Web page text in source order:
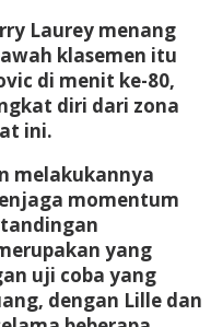
Laurey menang
klasemen itu
di menit ke-80,
diri dari zona
ini.
melakukannya
momentum
yang
uji coba yang
dengan Lille dan